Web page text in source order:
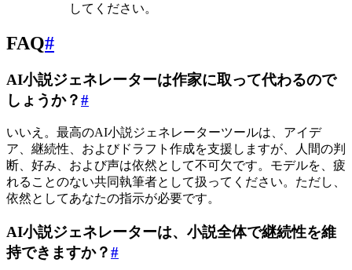
してください。
FAQ#
AI小説ジェネレーターは作家に取って代わるので
しょうか？#
いいえ。最高のAI小説ジェネレーターツールは、アイデ
ア、継続性、およびドラフト作成を支援しますが、人間の判
断、好み、および声は依然として不可欠です。モデルを、疲
れることのない共同執筆者として扱ってください。ただし、
依然としてあなたの指示が必要です。
AI小説ジェネレーターは、小説全体で継続性を維
持できますか？#